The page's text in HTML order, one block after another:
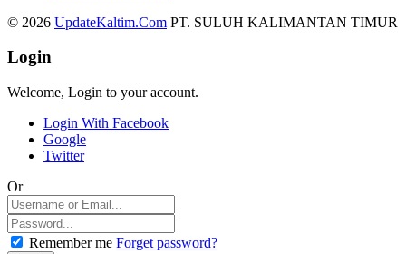
© 2026 UpdateKaltim.Com PT. SULUH KALIMANTAN TIMUR
Login
Welcome, Login to your account.
Login With Facebook
Google
Twitter
Or
Remember me Forget password?